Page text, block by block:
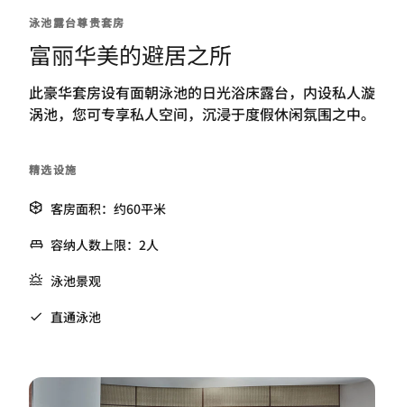
泳池露台尊贵套房
富丽华美的避居之所
此豪华套房设有面朝泳池的日光浴床露台，内设私人漩
涡池，您可专享私人空间，沉浸于度假休闲氛围之中。
精选设施
客房面积：约60平米
容纳人数上限：2人
泳池景观
直通泳池